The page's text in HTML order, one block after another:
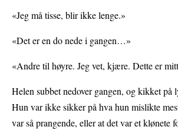
«Jeg må tisse, blir ikke lenge.»
«Det er en do nede i gangen…»
«Andre til høyre. Jeg vet, kjære. Dette er
Helen subbet nedover gangen, og kikket på
Hun var ikke sikker på hva hun mislikte
var så prangende, eller at det var et klønete